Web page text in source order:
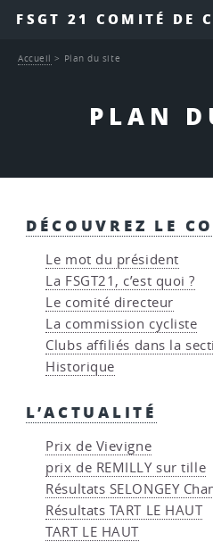
FSGT 21 COMITÉ DE
PLAN
Accueil > Plan du site
DÉCOUVREZ LE
Le mot du président
La FSGT21, c’est quoi ?
Le comité directeur
La commission cycliste
Clubs affiliés dans la
Historique
L’ACTUALITÉ
Prix de Vievigne
prix de REMILLY sur tille
Résultats SELONGEY
Résultats TART LE HAUT
TART LE HAUT